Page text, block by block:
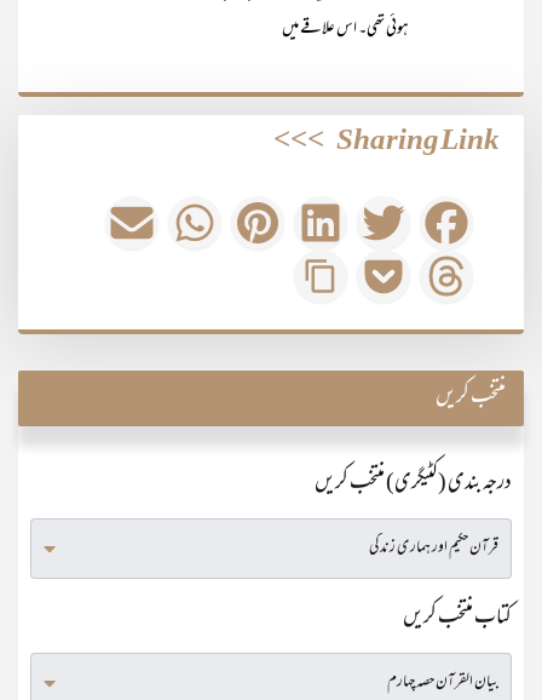
ہوئی تھی۔ اس علاقے میں
Sharing Link
>>>
منتخب کریں
درجہ بندی (کٹیگری) منتخب کریں
کتاب منتخب کریں